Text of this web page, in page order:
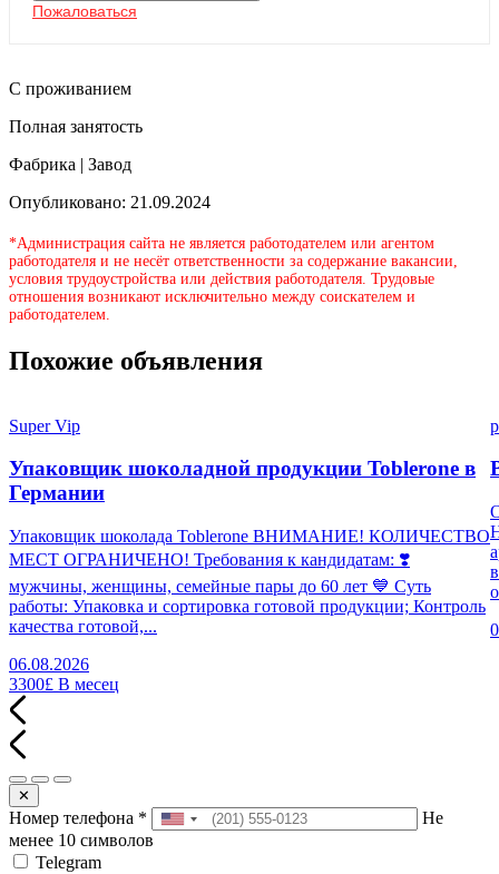
Пожаловаться
С проживанием
Полная занятость
Фабрика | Завод
Опубликовано: 21.09.2024
*Администрация сайта не является работодателем или агентом
работодателя и не несёт ответственности за содержание вакансии,
условия трудоустройства или действия работодателя. Трудовые
отношения возникают исключительно между соискателем и
работодателем.
Похожие объявления
Super Vip
Упаковщик шоколадной продукции Toblerone в
Германии
Упаковщик шоколада Toblerone ВНИМАНИЕ! КОЛИЧЕСТВО
МЕСТ ОГРАНИЧЕНО! Требования к кандидатам: ❣️
мужчины, женщины, семейные пары до 60 лет 💙 Суть
работы: Упаковка и сортировка готовой продукции; Контроль
качества готовой,...
06.08.2026
3300£ В месец
✕
Номер телефона *
Не
менее 10 символов
Telegram